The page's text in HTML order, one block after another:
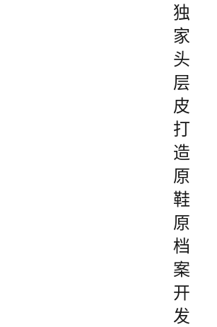
独
家
头
层
皮
打
造
原
鞋
原
档
案
开
发